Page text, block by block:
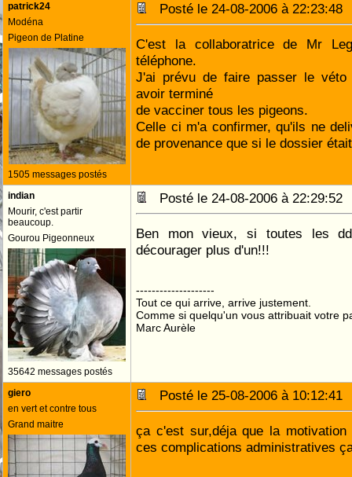
patrick24
Modéna
Pigeon de Platine
1505 messages postés
Posté le 24-08-2006 à
C'est la collaboratrice de Mr
téléphone.
J'ai prévu de faire passer le véto
avoir terminé
de vacciner tous les pigeons.
Celle ci m'a confirmer, qu'ils ne
de provenance que si le dossier
indian
Mourir, c'est partir
beaucoup.
Gourou Pigeonneux
35642 messages postés
Posté le 24-08-2006 à
Ben mon vieux, si toutes les
décourager plus d'un!!!
--------------------
Tout ce qui arrive, arrive justement.
Comme si quelqu'un vous attribuait votre
Marc Aurèle
giero
en vert et contre tous
Grand maitre
Posté le 25-08-2006 à
ça c'est sur,déja que la
ces complications administratives